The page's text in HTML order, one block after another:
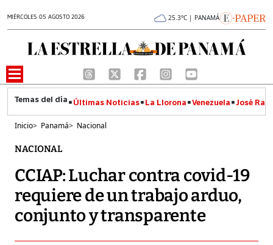
MIÉRCOLES 05 AGOSTO 2026 25.3°C | PANAMÁ
Últimas Noticias La Llorona Venezuela José
Inicio> Panamá> Nacional
NACIONAL
CCIAP: Luchar contra covid-19
requiere de un trabajo arduo,
conjunto y transparente